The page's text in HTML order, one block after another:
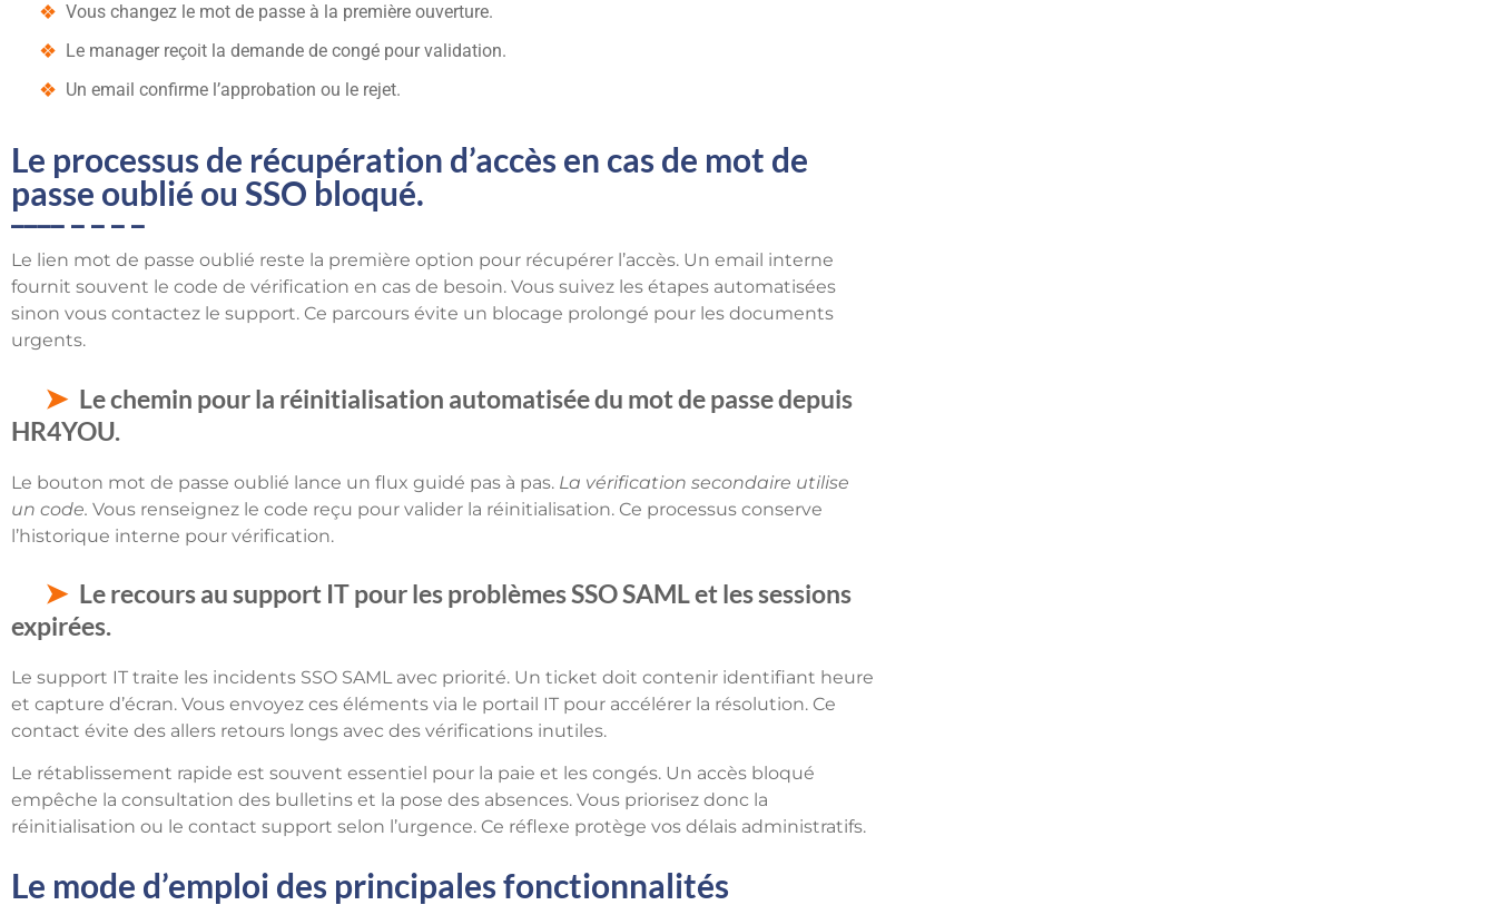
Vous changez le mot de passe à la première ouverture.
Le manager reçoit la demande de congé pour validation.
Un email confirme l’approbation ou le rejet.
Le processus de récupération d’accès en cas de mot de
passe oublié ou SSO bloqué.
Le lien mot de passe oublié reste la première option pour récupérer l’accès. Un email interne
fournit souvent le code de vérification en cas de besoin. Vous suivez les étapes automatisées
sinon vous contactez le support. Ce parcours évite un blocage prolongé pour les documents
urgents.
Le chemin pour la réinitialisation automatisée du mot de passe depuis
HR4YOU.
Le bouton mot de passe oublié lance un flux guidé pas à pas. La vérification secondaire utilise
un code. Vous renseignez le code reçu pour valider la réinitialisation. Ce processus conserve
l’historique interne pour vérification.
Le recours au support IT pour les problèmes SSO SAML et les sessions
expirées.
Le support IT traite les incidents SSO SAML avec priorité. Un ticket doit contenir identifiant heure
et capture d’écran. Vous envoyez ces éléments via le portail IT pour accélérer la résolution. Ce
contact évite des allers retours longs avec des vérifications inutiles.
Le rétablissement rapide est souvent essentiel pour la paie et les congés. Un accès bloqué
empêche la consultation des bulletins et la pose des absences. Vous priorisez donc la
réinitialisation ou le contact support selon l’urgence. Ce réflexe protège vos délais administratifs.
Le mode d’emploi des principales fonctionnalités